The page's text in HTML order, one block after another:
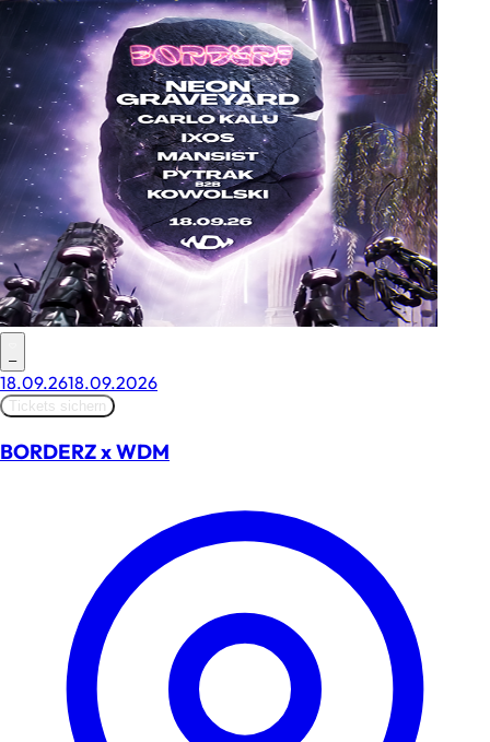
–
18.09.2618.09.2026
Tickets sichern
BORDERZ x WDM